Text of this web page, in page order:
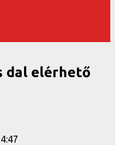
dal elérhető